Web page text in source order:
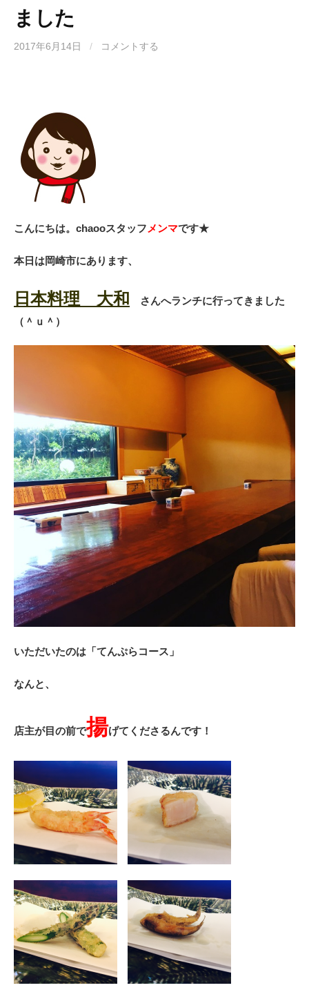
ました
2017年6月14日 / コメントする
こんにちは。chaooスタッフ メンマです★
本日は岡崎市にあります、
日本料理 大和 さんへランチに行ってきました
（＾ｕ＾）
いただいたのは「てんぷらコース」
なんと、
店主が目の前で揚げてくださるんです！